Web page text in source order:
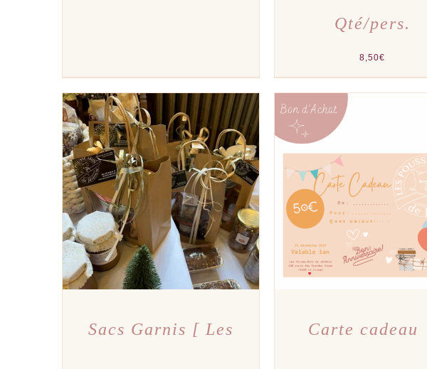
Qté/pers.
8,50€
CHOIX DES OPTIONS CE
PRODUIT
A
PLUSIEURS
VARIATIONS.
LES
OPTIONS
PEUVENT
ÊTRE
CHOISIES
SUR
PRODUIT
/ APERÇU
Sacs Garnis [ Les
CHOIX DES OPTIONS
CE
A
ÊTRE
/
Carte cadeau